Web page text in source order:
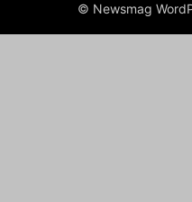
© Newsmag